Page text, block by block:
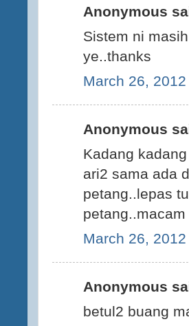
Anonymous
Sistem ni
ye..thanks
March 26,
Anonymous
Kadang
ari2 sama ada
petang..lepas
March 26,
Anonymous
betul2 buang